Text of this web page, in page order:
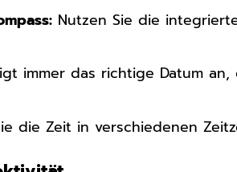
Nutzen Sie die
immer das richtige Datum
die Zeit in verschiedenen